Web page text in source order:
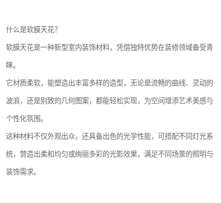
什么是软膜天花？
软膜天花是一种新型室内装饰材料，凭借独特优势在装修领域备受青
睐。
它材质柔软，能塑造出丰富多样的造型，无论是流畅的曲线、灵动的
波浪，还是别致的几何图案，都能轻松实现，为空间增添艺术美感与
个性化氛围。
这种材料不仅外观出众，还具备出色的光学性能，可搭配不同灯光系
统，营造出柔和均匀或绚丽多彩的光影效果，满足不同场景的照明与
装饰需求。